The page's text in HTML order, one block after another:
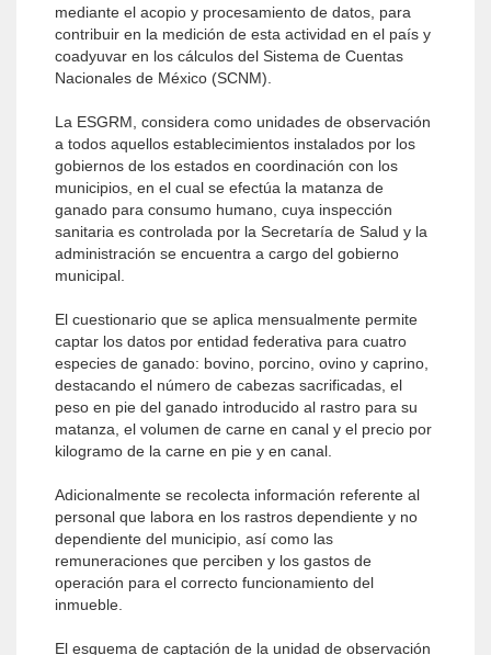
mediante el acopio y procesamiento de datos, para
contribuir en la medición de esta actividad en el país y
coadyuvar en los cálculos del Sistema de Cuentas
Nacionales de México (SCNM).
La ESGRM, considera como unidades de observación
a todos aquellos establecimientos instalados por los
gobiernos de los estados en coordinación con los
municipios, en el cual se efectúa la matanza de
ganado para consumo humano, cuya inspección
sanitaria es controlada por la Secretaría de Salud y la
administración se encuentra a cargo del gobierno
municipal.
El cuestionario que se aplica mensualmente permite
captar los datos por entidad federativa para cuatro
especies de ganado: bovino, porcino, ovino y caprino,
destacando el número de cabezas sacrificadas, el
peso en pie del ganado introducido al rastro para su
matanza, el volumen de carne en canal y el precio por
kilogramo de la carne en pie y en canal.
Adicionalmente se recolecta información referente al
personal que labora en los rastros dependiente y no
dependiente del municipio, así como las
remuneraciones que perciben y los gastos de
operación para el correcto funcionamiento del
inmueble.
El esquema de captación de la unidad de observación